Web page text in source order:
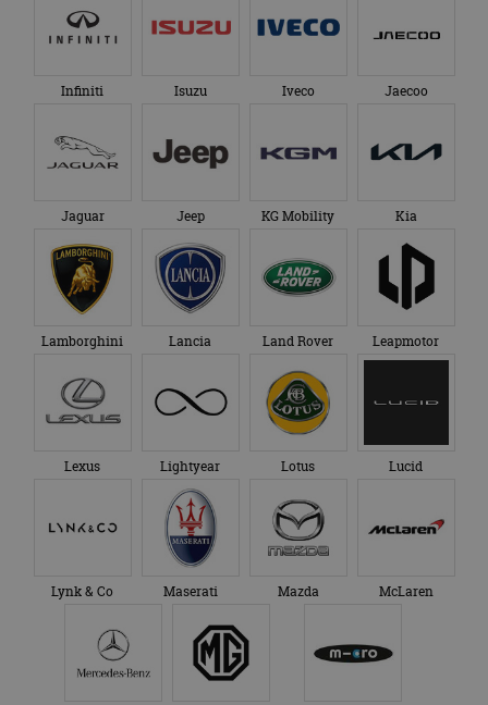
Infiniti Isuzu Iveco Jaecoo
Jaguar Jeep KG Mobility Kia
Lamborghini Lancia Land Rover Leapmotor
Lexus Lightyear Lotus Lucid
Lynk & Co Maserati Mazda McLaren